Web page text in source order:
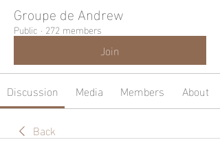
Groupe de Andrew
Public · 272 members
Join
Discussion Media Members
About
Back